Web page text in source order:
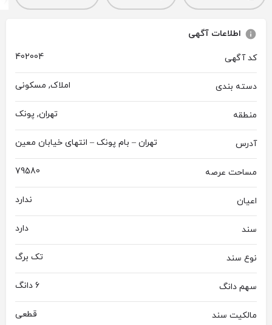
اطلاعات آگهی
کد آگهی 402004
دسته بندی املاک, مسکونی
منطقه تهران, پونک
آدرس تهران – بام پونک – انتهای خیابان معین
مساحت عرصه 79580
اعیان ندارد
سند دارد
نوع سند تک برگ
سهم دانگ 6 دانگ
مالکیت سند قطعی